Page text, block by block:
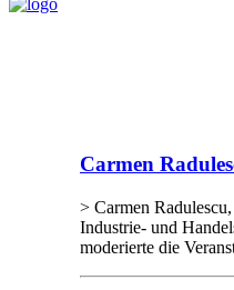
Carmen
> Carmen
Industrie- und
moderierte die